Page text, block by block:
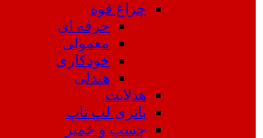
چراغ قوه
حرفه ای
معمولی
خودکاری
هندلی
هدلایت
باتری لپ تاپ
چسب و خمیر